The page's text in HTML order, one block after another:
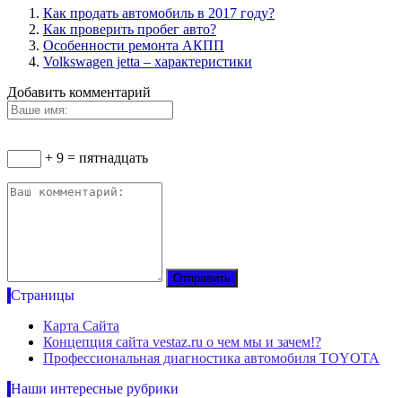
Как продать автомобиль в 2017 году?
Как проверить пробег авто?
Особенности ремонта АКПП
Volkswagen jetta – характеристики
Добавить комментарий
+ 9 = пятнадцать
Страницы
Карта Сайта
Концепция сайта vestaz.ru о чем мы и зачем!?
Профессиональная диагностика автомобиля TOYOTA
Наши интересные рубрики